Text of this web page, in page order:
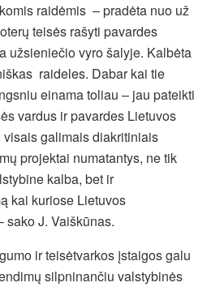
raidėmis – pradėta nuo už
teisės rašyti pavardes
užsieniečio vyro šalyje. Kalbėta
raideles. Dabar kai tie
einama toliau – jau pateikti
vardus ir pavardes Lietuvos
galimais diakritiniais
projektai numatantys, ne tik
kalba, bet ir
kai kuriose Lietuvos
sako J. Vaiškūnas.
ir teisėtvarkos įstaigos galu
silpninančiu valstybinės